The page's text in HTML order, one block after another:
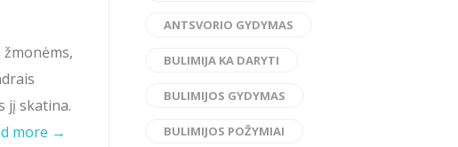
jį skatina.
more →
ANTSVORIO GYDYMAS
BULIMIJA KA DARYTI
BULIMIJOS GYDYMAS
BULIMIJOS POŽYMIAI